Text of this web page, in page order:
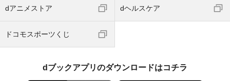
dアニメストア dヘルスケア
ドコモスポーツくじ
dブックアプリのダウンロードはコチラ